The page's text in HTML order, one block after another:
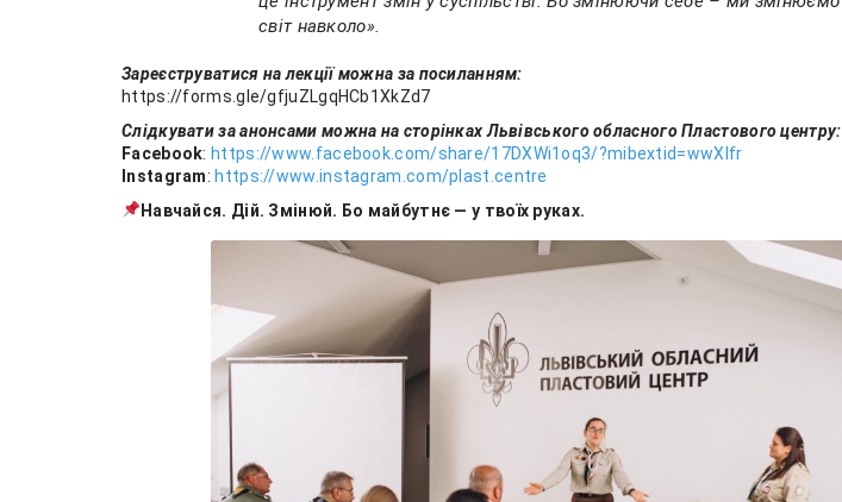
світ навколо».
Зареєструватися на лекції можна за посиланням:
https://forms.gle/gfjuZLgqHCb1XkZd7
Слідкувати за анонсами можна на сторінках Львівського обласного Пластового центру:
Facebook: https://www.facebook.com/share/17DXWi1oq3/?mibextid=wwXIfr
Instagram: https://www.instagram.com/plast.centre
Навчайся. Дій. Змінюй. Бо майбутнє — у твоїх руках.